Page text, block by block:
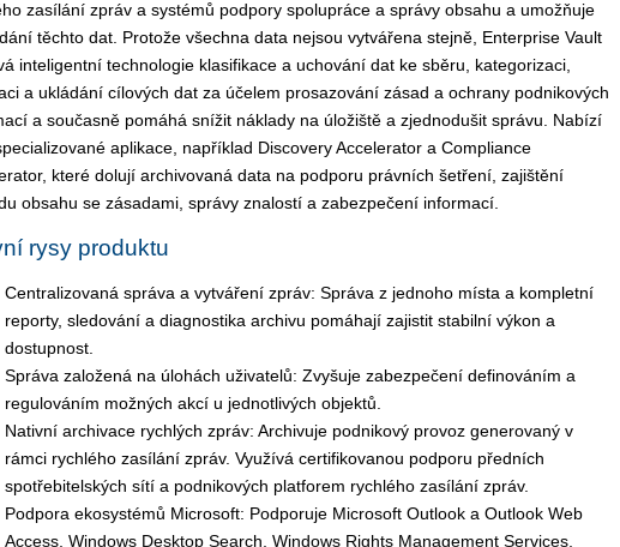
zasílání zpráv a systémů podpory spolupráce a správy obsahu a umožňuje
těchto dat. Protože všechna data nejsou vytvářena stejně, Enterprise Vault
inteligentní technologie klasifikace a uchování dat ke sběru, kategorizaci,
a ukládání cílových dat za účelem prosazování zásad a ochrany podnikových
a současně pomáhá snížit náklady na úložiště a zjednodušit správu. Nabízí
aplikace, například Discovery Accelerator a Compliance
které dolují archivovaná data na podporu právních šetření, zajištění
obsahu se zásadami, správy znalostí a zabezpečení informací.
rysy produktu
Centralizovaná správa a vytváření zpráv: Správa z jednoho místa a kompletní
reporty, sledování a diagnostika archivu pomáhají zajistit stabilní výkon a
dostupnost.
Správa založená na úlohách uživatelů: Zvyšuje zabezpečení definováním a
regulováním možných akcí u jednotlivých objektů.
Nativní archivace rychlých zpráv: Archivuje podnikový provoz generovaný v
rámci rychlého zasílání zpráv. Využívá certifikovanou podporu předních
spotřebitelských sítí a podnikových platforem rychlého zasílání zpráv.
Podpora ekosystémů Microsoft: Podporuje Microsoft Outlook a Outlook Web
Access, Windows Desktop Search, Windows Rights Management Services,